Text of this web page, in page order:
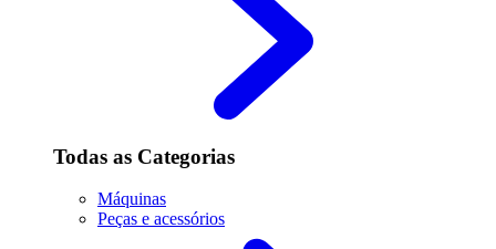
Todas as Categorias
Máquinas
Peças e acessórios